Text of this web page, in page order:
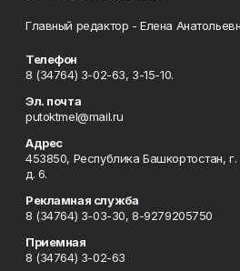
Главный редактор - Елена
Телефон
8 (34764) 3-02-63, 3-15-10.
Эл. почта
putoktmel@mail.ru
Адрес
453850, Республика Башкортостан,
д. 6.
Рекламная служба
8 (34764) 3-03-30, 8-9279205750
Приемная
8 (34764) 3-02-63